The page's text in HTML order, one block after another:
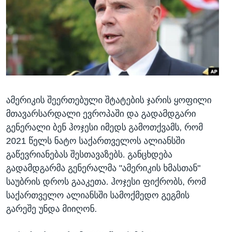
ᲡᲢᲣᲓᲘᲐ ᲕᲐᲨᲘᲜᲒᲢᲝᲜᲘ
ᲯᲐᲜᲛᲠᲗᲔᲚᲝᲑᲐ
ᲘᲜᲢᲔᲠᲕᲘᲣ
ᲒᲐᲚᲘᲚᲔᲝ
ᲓᲔᲖᲘᲜᲤᲝᲠᲛᲐᲪᲘᲐ
Learning English
ᲗᲕᲐᲚᲘ ᲒᲕᲐᲓᲔᲕᲜᲔᲗ
ამერიკის შეერთებული შტატების ჯარის ყოფილი
მთავარსარდალი ევროპაში და გადამდგარი
გენერალი ბენ ჰოჯესი იმედს გამოთქვამს, რომ
2021 წელს ნატო საქართველოს ალიანსში
გაწევრიანებას შესთავაზებს. განცხდება
გადამდგარმა გენერალმა "ამერიკის ხმასთან"
საუბრის დროს გააკეთა. ჰოჯესი ფიქრობს, რომ
საქართველო ალიანსში სამოქმედო გეგმის
გარეშე უნდა მიიღონ.